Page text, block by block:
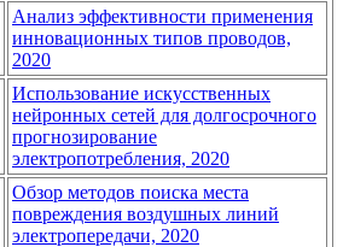
Анализ эффективности применения
инновационных типов проводов,
2020
Использование искусственных
нейронных сетей для долгосрочного
прогнозирование
электропотребления, 2020
Обзор методов поиска места
повреждения воздушных линий
электропередачи, 2020